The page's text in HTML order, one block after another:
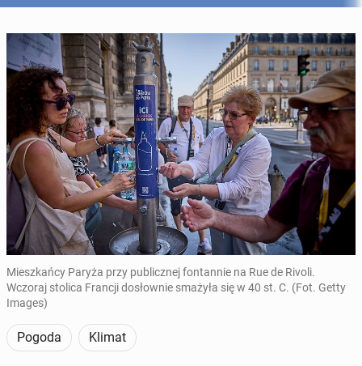
Mieszkańcy Paryża przy publicznej fontannie na Rue de Rivoli.
Wczoraj stolica Francji dosłownie smażyła się w 40 st. C. (Fot. Getty
Images)
Pogoda Klimat